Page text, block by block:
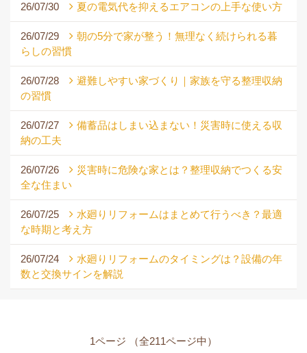
26/07/30 夏の電気代を抑えるエアコンの上手な使い方
26/07/29
朝の5分で家が整う！無理なく続けられる暮
らしの習慣
26/07/28
避難しやすい家づくり｜家族を守る整理収納
の習慣
26/07/27
備蓄品はしまい込まない！災害時に使える収
納の工夫
26/07/26
災害時に危険な家とは？整理収納でつくる安
全な住まい
26/07/25
水廻りリフォームはまとめて行うべき？最適
な時期と考え方
26/07/24
水廻りリフォームのタイミングは？設備の年
数と交換サインを解説
1ページ （全211ページ中）